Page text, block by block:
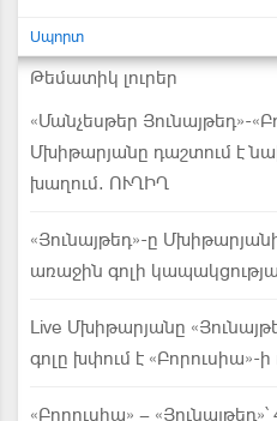
Սպորտ
Թեմատիկ լուրեր
«Մանչեսթեր Յունայթեդ»-
Մխիթարյանը դաշտում է
խաղում. ՈՒՂԻՂ
«Յունայթեդ»-ը
առաջին գոլի
Live Մխիթարյանը
գոլը խփում է
«Բորուսիա» – «Յունայթեդ»՝